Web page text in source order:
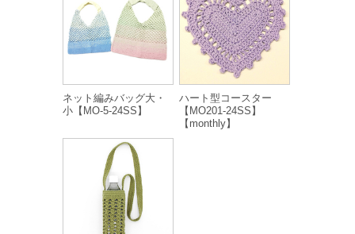
ネット編みバッグ大・
小【MO-5-24SS】
ハート型コースター
【MO201-24SS】
【monthly】